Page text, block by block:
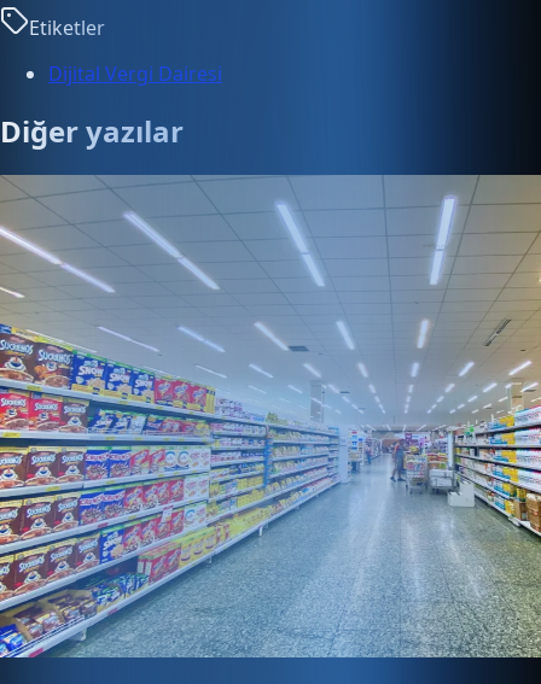
Etiketler
Dijital Vergi Dairesi
Diğer yazılar